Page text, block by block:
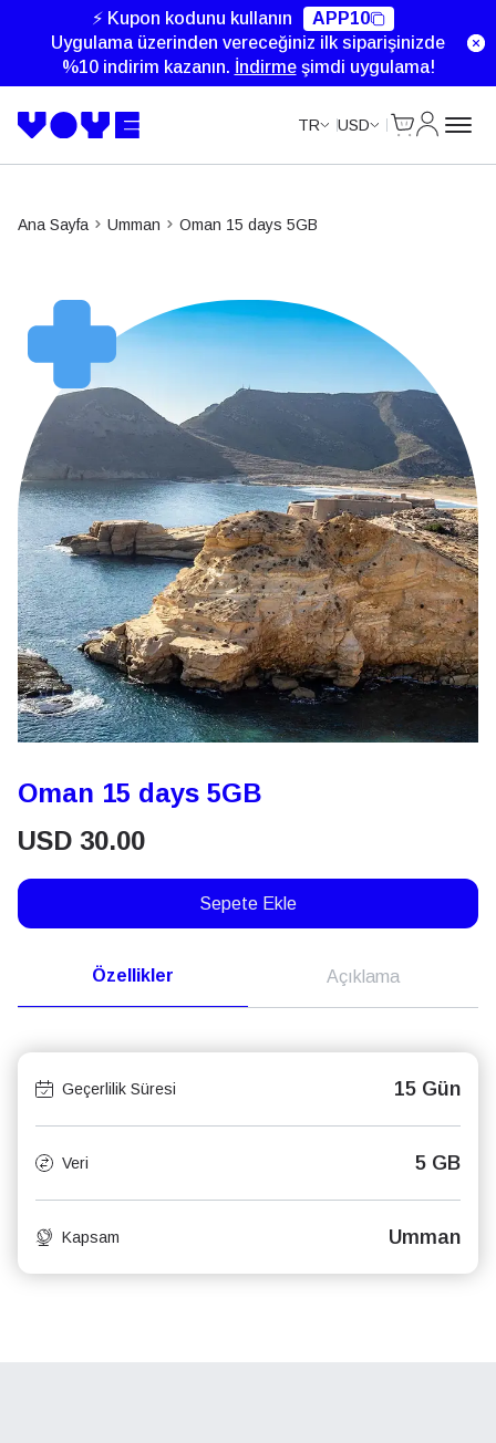
⚡ Kupon kodunu kullanın
APP10
Uygulama üzerinden vereceğiniz ilk siparişinizde
%10 indirim kazanın. İndirmeşimdi uygulama!
TR USD
Ana Sayfa Umman Oman 15 days 5GB
Oman 15 days 5GB
USD 30.00
Sepete Ekle
Özellikler Açıklama
Geçerlilik Süresi 15 Gün
Veri 5 GB
Kapsam Umman